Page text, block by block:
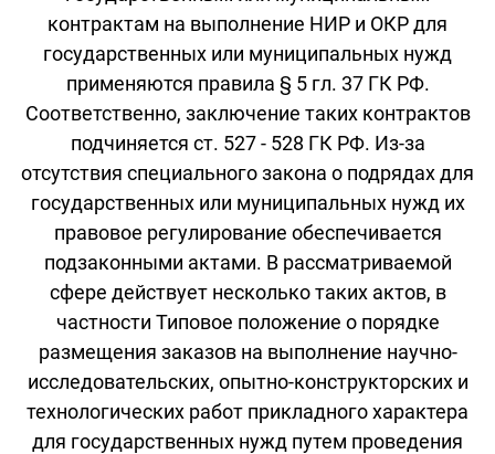
контрактам на выполнение НИР и ОКР для
государственных или муниципальных нужд
применяются правила § 5 гл. 37 ГК РФ.
Соответственно, заключение таких контрактов
подчиняется ст. 527 - 528 ГК РФ. Из-за
отсутствия специального закона о подрядах для
государственных или муниципальных нужд их
правовое регулирование обеспечивается
подзаконными актами. В рассматриваемой
сфере действует несколько таких актов, в
частности Типовое положение о порядке
размещения заказов на выполнение научно-
исследовательских, опытно-конструкторских и
технологических работ прикладного характера
для государственных нужд путем проведения